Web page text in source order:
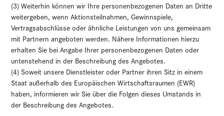
(3) Weiterhin können wir Ihre personenbezogenen Daten an Dritte
weitergeben, wenn Aktionsteilnahmen, Gewinnspiele,
Vertragsabschlüsse oder ähnliche Leistungen von uns gemeinsam
mit Partnern angeboten werden. Nähere Informationen hierzu
erhalten Sie bei Angabe Ihrer personenbezogenen Daten oder
untenstehend in der Beschreibung des Angebotes.
(4) Soweit unsere Dienstleister oder Partner ihren Sitz in einem
Staat außerhalb des Europäischen Wirtschaftsraumen (EWR)
haben, informieren wir Sie über die Folgen dieses Umstands in
der Beschreibung des Angebotes.